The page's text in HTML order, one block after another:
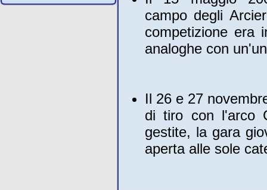
campo degli
competizione era
analoghe con
Il 26 e 27
di tiro con l'arco
gestite, la gara
aperta alle sole